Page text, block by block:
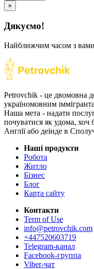
×
Дякуємо!
Найближчим часом з вами
Petrovchik - це двомовна
україномовним
Наша мета - надати
почуватися як удома,
Англії або деінде в
Наші продукти
Робота
Житло
Бізнес
Блог
Карта сайту
Контакти
Term of Use
info@petrovchik.com
+447520603719
Telegram-канал
Facebook-группа
Viber-чат